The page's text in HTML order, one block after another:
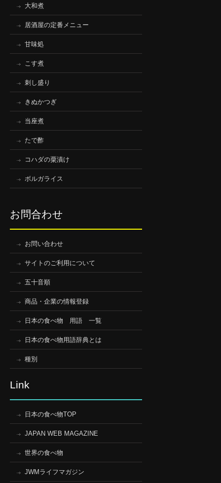
大和煮
居酒屋の定番メニュー
甘味処
こす煮
刺し盛り
きぬかつぎ
当座煮
たで酢
コハダの粟漬け
ボルガライス
お問合わせ
お問い合わせ
サイトのご利用について
五十音順
商品・企業の情報登録
日本の食べ物 用語 一覧
日本の食べ物用語辞典とは
種別
Link
日本の食べ物TOP
JAPAN WEB MAGAZINE
世界の食べ物
JWMライフマガジン